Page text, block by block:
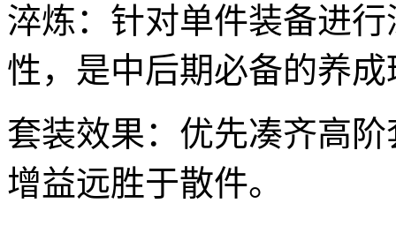
淬炼：针对单件装备进
性，是中后期必备的养成
套装效果：优先凑齐高
增益远胜于散件。